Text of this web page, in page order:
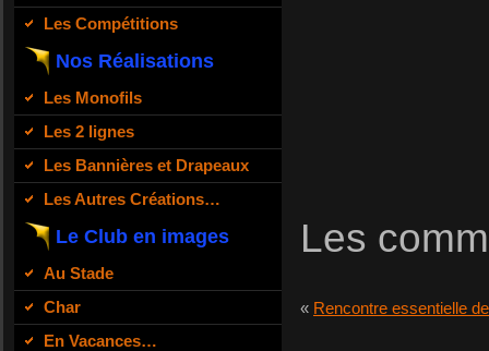
Les Compétitions
Nos Réalisations
Les Monofils
Les 2 lignes
Les Bannières et Drapeaux
Les Autres Créations…
Le Club en images
Au Stade
Char
En Vacances…
Les
« Rencontre essentielle